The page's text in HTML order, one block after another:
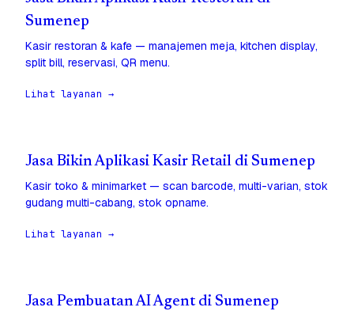
Sumenep
Kasir restoran & kafe — manajemen meja, kitchen display,
split bill, reservasi, QR menu.
Lihat layanan →
Jasa Bikin Aplikasi Kasir Retail di Sumenep
Kasir toko & minimarket — scan barcode, multi-varian, stok
gudang multi-cabang, stok opname.
Lihat layanan →
Jasa Pembuatan AI Agent di Sumenep